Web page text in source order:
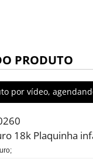
PRODUTO
por vídeo,
18k Plaquinha